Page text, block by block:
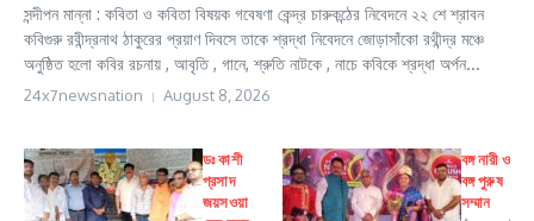
সন্দীপন মান্না : কবিতা ও কবিতা বিষয়ক গবেষণা কেন্দ্র চারুকন্ঠের নিবেদনে ২২ শে শ্রাবন
কবিগুরু রবীন্দ্রনাথ ঠাকুরের প্রয়াণ দিবসে তাকে শ্রদ্ধা নিবেদনে জোড়াসাঁকো রথীন্দ্র মঞ্চে
অনুষ্ঠিত হলো কবির রচনায় , আবৃতি , গানে, শ্রুতি নাটকে , নাচে কবিকে শ্রদ্ধা অর্পন...
24x7newsnation August 8, 2026
ডঃ কাশী
প্রসাদ
জয়সওয়া
বঙ্গ নারী ও
বঙ্গ পুরুষ
সম্মান